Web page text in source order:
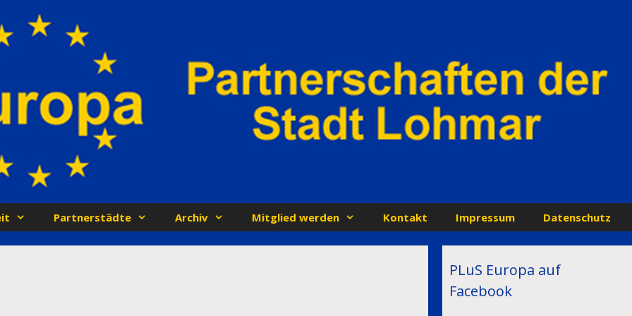
Partnerstädte Archiv Mitglied werden Kontakt Impressum Datenschutz
PLuS Europa auf
Facebook